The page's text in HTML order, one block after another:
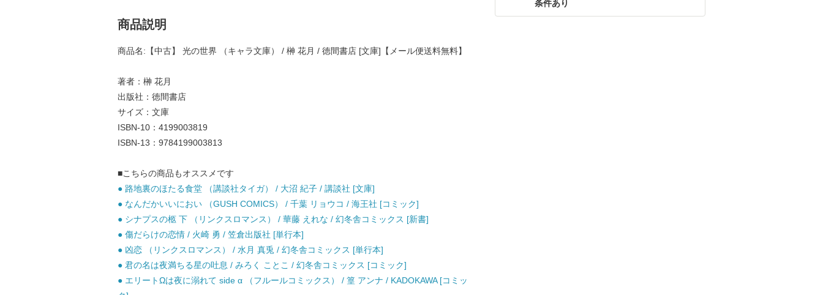
条件あり
商品説明
商品名:【中古】 光の世界 （キャラ文庫） / 榊 花月 / 徳間書店 [文庫]【メール便送料無料】
著者：榊 花月
出版社：徳間書店
サイズ：文庫
ISBN-10：4199003819
ISBN-13：9784199003813
■こちらの商品もオススメです
● 路地裏のほたる食堂 （講談社タイガ） / 大沼 紀子 / 講談社 [文庫]
● なんだかいいにおい （GUSH COMICS） / 千葉 リョウコ / 海王社 [コミック]
● シナプスの柩 下 （リンクスロマンス） / 華藤 えれな / 幻冬舎コミックス [新書]
● 傷だらけの恋情 / 火崎 勇 / 笠倉出版社 [単行本]
● 凶恋 （リンクスロマンス） / 水月 真兎 / 幻冬舎コミックス [単行本]
● 君の名は夜満ちる星の吐息 / みろく ことこ / 幻冬舎コミックス [コミック]
● エリートΩは夜に溺れて side α （フルールコミックス） / 篁 アンナ / KADOKAWA [コミッ